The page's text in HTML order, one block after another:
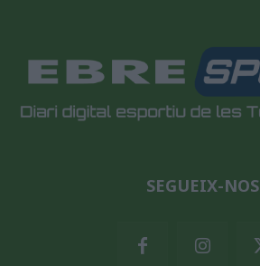
SEGUEIX-NOS